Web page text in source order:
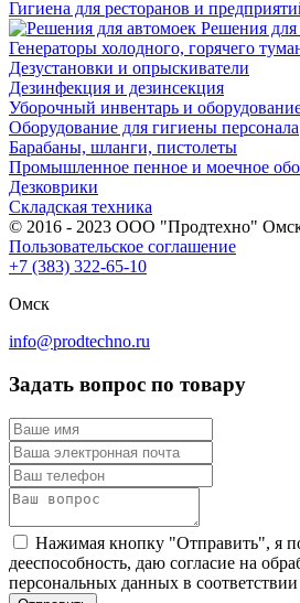
Гигиена для ресторанов и
Решения для
Генераторы холодного, горячего
Дезустановки и опрыскиватели
Дезинфекция и дезинсекция
Уборочный инвентарь и
Оборудование для гигиены персонала
Барабаны, шланги, пистолеты
Промышленное пенное и моечное
Дезковрики
Складская техника
© 2016 - 2023 ООО "Продтехно"
Пользовательское соглашение
+7 (383) 322-65-10
Омск
info@prodtechno.ru
Задать вопрос по товару
Нажимая кнопку "Отправить", я
дееспособность, даю согласие на
персональных данных в соответствии